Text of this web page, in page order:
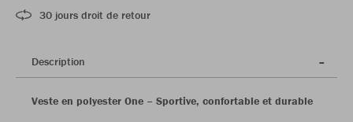
30 jours droit de retour
Description
Veste en polyester One – Sportive, confortable et durable